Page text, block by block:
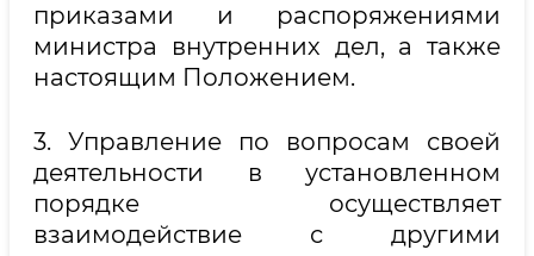
приказами и распоряжениями
министра внутренних дел, а также
настоящим Положением.
3. Управление по вопросам своей
деятельности в установленном
порядке осуществляет
взаимодействие с другими